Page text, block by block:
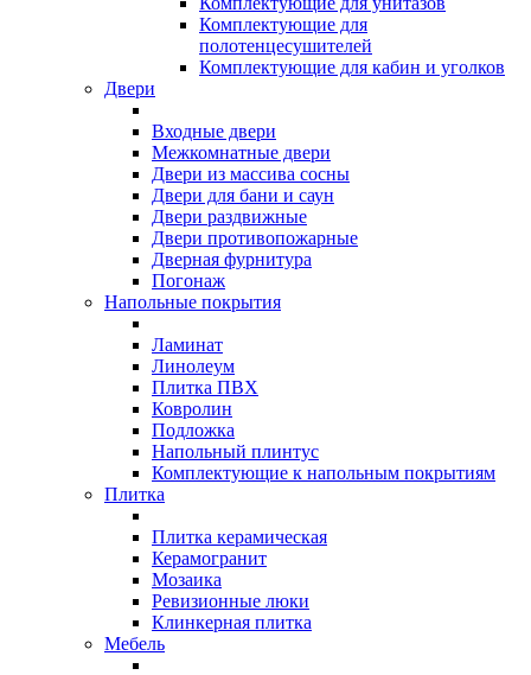
Комплектующие для
полотенцесушителей
Комплектующие для кабин и уголков
Двери
Входные двери
Межкомнатные двери
Двери из массива сосны
Двери для бани и саун
Двери раздвижные
Двери противопожарные
Дверная фурнитура
Погонаж
Напольные покрытия
Ламинат
Линолеум
Плитка ПВХ
Ковролин
Подложка
Напольный плинтус
Комплектующие к напольным покрытиям
Плитка
Плитка керамическая
Керамогранит
Мозаика
Ревизионные люки
Клинкерная плитка
Мебель